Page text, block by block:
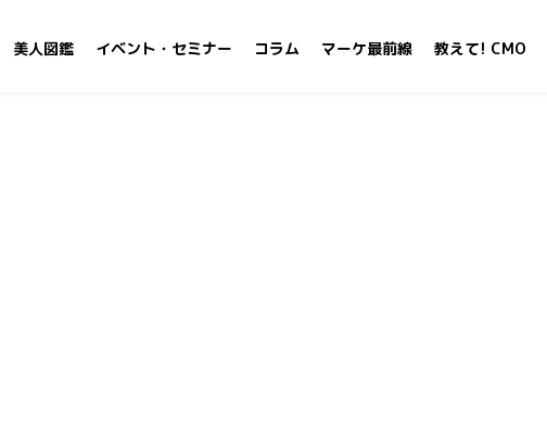
美人図鑑 イベント・セミナー コラム マーケ最前線 教えて! CMO